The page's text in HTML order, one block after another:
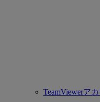
TeamViewerア